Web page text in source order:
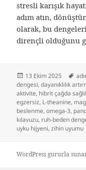
stresli karışık
adım atın,
olarak, bu
dirençli olduğunu
Yayın
tarihi
13 Ekim 2025
dengesi,dayanıklılık
aktivite, hibrit çağda
egzersiz, L-theanine,
beslenme,omega-3,
kılavuzu, ruh-beden
uyku hijyeni,zihin uyumu
WordPress gururla